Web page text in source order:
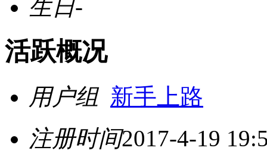
生日-
活跃概况
用户组 新手上路
注册时间2017-4-19